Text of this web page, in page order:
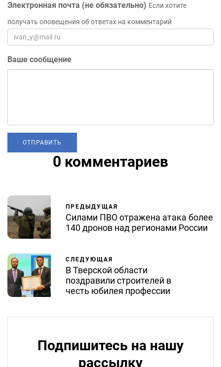
Электронная почта (не обязательно) Если хотите
получать оповещения об ответах на комментарий
Ваше сообщение
0 комментариев
ПРЕДЫДУЩАЯ
Силами ПВО отражена атака более
140 дронов над регионами России
СЛЕДУЮЩАЯ
В Тверской области
поздравили строителей в
честь юбилея профессии
Подпишитесь на нашу
рассылку